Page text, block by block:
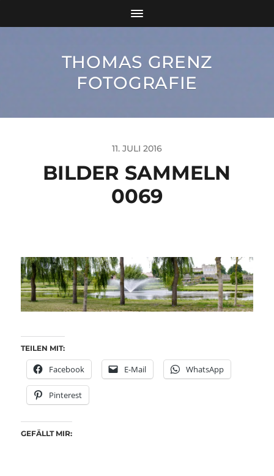
THOMAS GRENZ
FOTOGRAFIE
11. JULI 2016
BILDER SAMMELN
0069
TEILEN MIT:
Facebook E-Mail WhatsApp
Pinterest
GEFÄLLT MIR: